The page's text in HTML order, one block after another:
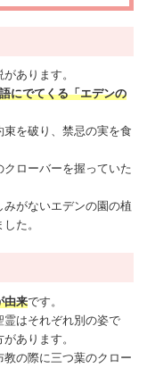
あります。
にでてくる「エデンの
を破り、禁忌の実を食
ローバーを握っていた
がないエデンの園の植
た。
由来です。
霊はそれぞれ別の姿で
あります。
の際に三つ葉のクロー